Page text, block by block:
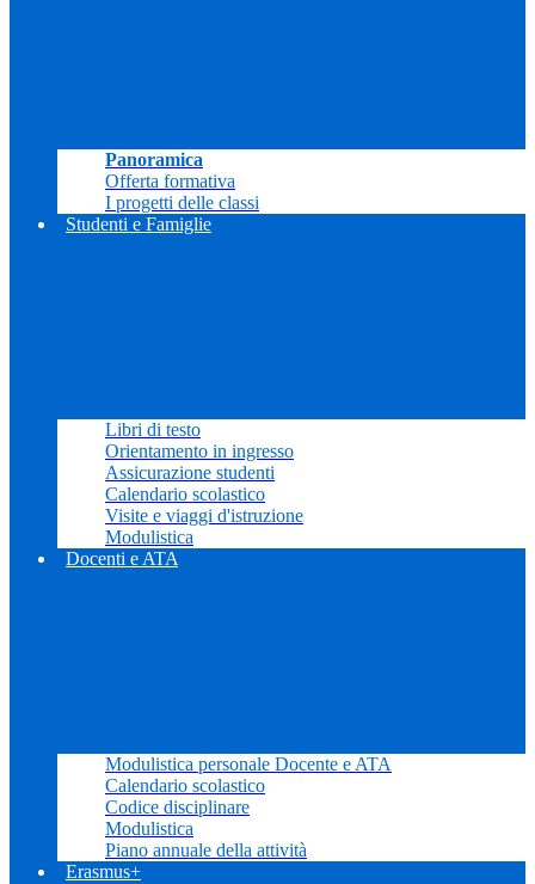
Panoramica
Offerta formativa
I progetti delle classi
Studenti e Famiglie
Libri di testo
Orientamento in ingresso
Assicurazione studenti
Calendario scolastico
Visite e viaggi d'istruzione
Modulistica
Docenti e ATA
Modulistica personale Docente e ATA
Calendario scolastico
Codice disciplinare
Modulistica
Piano annuale della attività
Erasmus+